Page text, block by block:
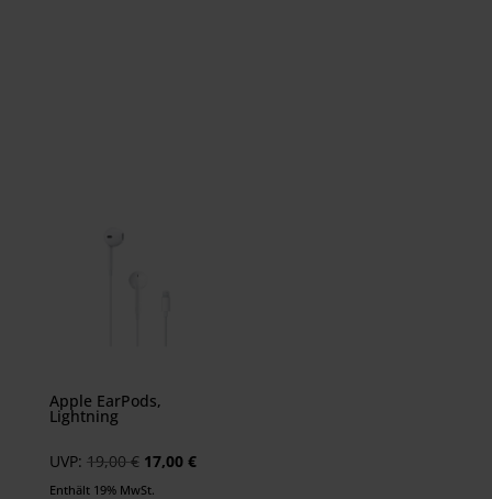
Apple EarPods,
Lightning
UVP: 19,00€ Ursprünglicher
Preis
17,00 €Aktueller
Enthält 19% MwSt.